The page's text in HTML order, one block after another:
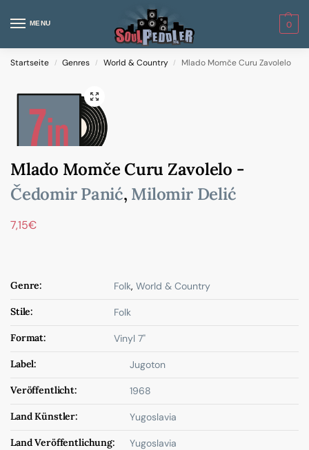
MENU 0
Startseite / Genres / World & Country / Mlado Momče Curu Zavolelo
Mlado Momče Curu Zavolelo -
Čedomir Panić, Milomir Delić
7,15€
Genre: Folk, World & Country
Stile: Folk
Format: Vinyl 7"
Label: Jugoton
Veröffentlicht: 1968
Land Künstler: Yugoslavia
Land Veröffentlichung: Yugoslavia